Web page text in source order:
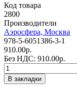
Код товара
2800
Производители
Аэросфера, Москва
978-5-6051386-3-1
910.00р.
Без НДС: 910.00р.
В закладки